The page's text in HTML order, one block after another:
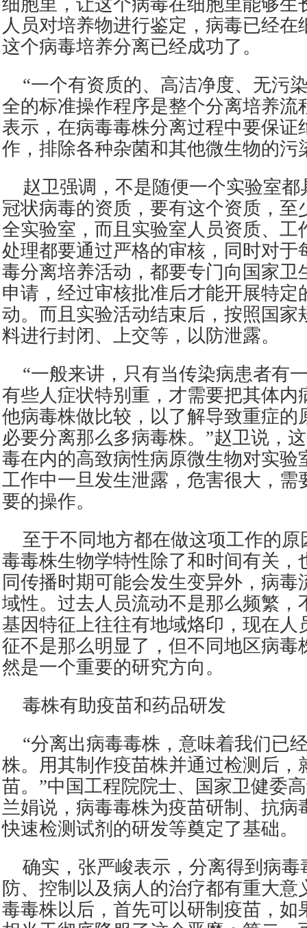
细胞里，让这个病毒在细胞里能够生
人员对培养物进行鉴定，病毒已经在
这个病毒培养分离已经成功了。
“一个有资质的、高洁净度、无污
全的标准操作程序是整个分离培养流
表示，在病毒毒株分离过程中要保证
作，排除各种杂菌和其他微生物的污
赵卫强调，不是随便一个实验室
冠状病毒的资质，要有这个资质，至
全实验室，而且实验室人员资质、工
处理都要通过严格的审核，同时对于
毒分离培养活动，都要专门向国家卫
申请，经过审核批准后才能开展特定
动。而且实验活动结束后，按照国家
料进行封闭、上交等，以防泄露。
“一般来讲，只有当传染病患者有
有些人症状特别重，才需要把其体内
他病毒株做比较，以了解导致重症的
必要分离那么多病毒株。”赵卫说，
毒在内的高致病性病原微生物对实验
工作中一旦发生泄露，危害很大，需
要的操作。
至于不同地方都在做这项工作的
毒毒株生物学特性除了和时间有关，
同传播时期可能会发生变异外，病毒
域性。过去人员流动不是那么频繁，
基因特征上往往有地域烙印，现在人
征不是那么明显了，但不同地区病毒
然是一个重要的研究方向。
毒株有助疫苗和药品研发
“分离出病毒毒株，意味着我们已
株。用其制作疫苗株并通过检测后，
苗。”中国工程院院士、国家卫健委
兰娟说，病毒毒株为疫苗研制、抗病
快速检测试剂的研发等奠定了基础。
确实，张严峻表示，分离得到病毒
防、控制以及病人的治疗都有重大意
毒毒株以后，首先可以研制疫苗，如